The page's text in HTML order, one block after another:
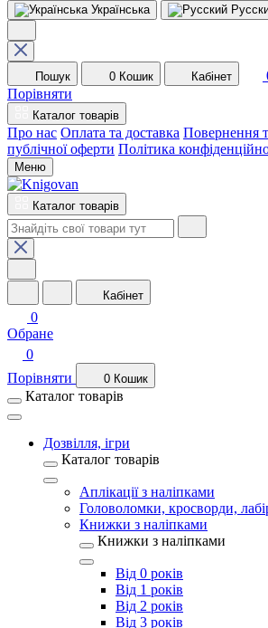
Українська
Пошук 0 Кошик Кабінет
Порівняти
Каталог товарів
Про нас Оплата та доставка Повернення
публічної оферти Політика
Меню
Каталог товарів
Кабінет
0
Обране
0
Порівняти
0 Кошик
Каталог товарів
Дозвілля, ігри
Каталог товарів
Аплікації з наліпками
Головоломки, кросворди,
Книжки з наліпками
Книжки з наліпками
Від 0 років
Від 1 років
Від 2 років
Від 3 років